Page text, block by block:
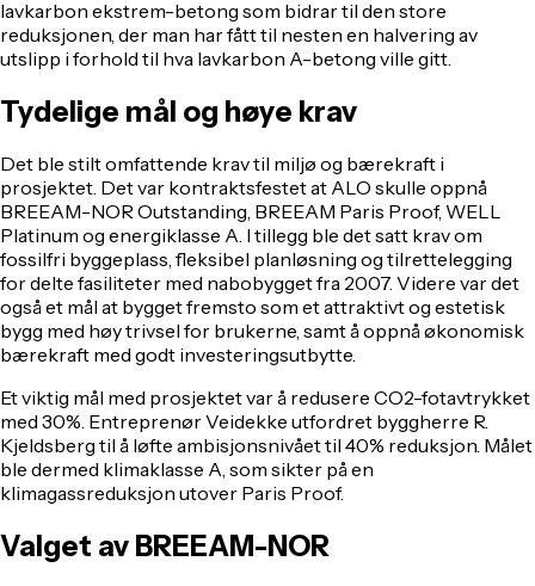
lavkarbon ekstrem-betong som bidrar til den store
reduksjonen, der man har fått til nesten en halvering av
utslipp i forhold til hva lavkarbon A-betong ville gitt.
Tydelige mål og høye krav
Det ble stilt omfattende krav til miljø og bærekraft i
prosjektet. Det var kontraktsfestet at ALO skulle oppnå
BREEAM-NOR Outstanding, BREEAM Paris Proof, WELL
Platinum og energiklasse A. I tillegg ble det satt krav om
fossilfri byggeplass, fleksibel planløsning og tilrettelegging
for delte fasiliteter med nabobygget fra 2007. Videre var det
også et mål at bygget fremsto som et attraktivt og estetisk
bygg med høy trivsel for brukerne, samt å oppnå økonomisk
bærekraft med godt investeringsutbytte.
Et viktig mål med prosjektet var å redusere CO2-fotavtrykket
med 30%. Entreprenør Veidekke utfordret byggherre R.
Kjeldsberg til å løfte ambisjonsnivået til 40% reduksjon. Målet
ble dermed klimaklasse A, som sikter på en
klimagassreduksjon utover Paris Proof.
Valget av BREEAM-NOR